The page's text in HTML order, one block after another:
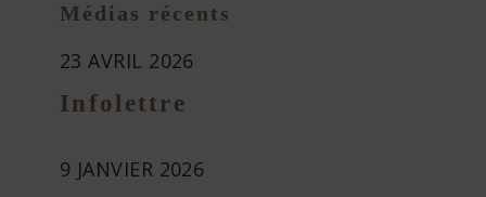
Médias récents
23 AVRIL 2026
Infolettre
9 JANVIER 2026